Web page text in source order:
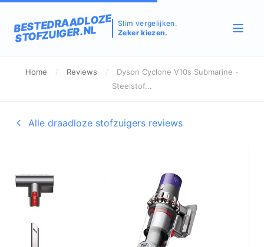
BESTEDRAADLOZE
STOFZUIGER.NL
Slim vergelijken.
Zeker kiezen.
Home / Reviews /
Dyson Cyclone V10s Submarine -
Steelstof...
Alle draadloze stofzuigers reviews